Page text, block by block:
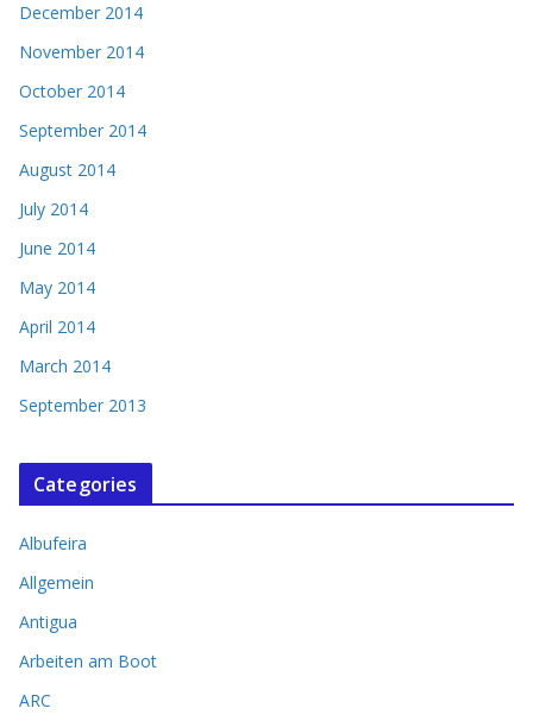
December 2014
November 2014
October 2014
September 2014
August 2014
July 2014
June 2014
May 2014
April 2014
March 2014
September 2013
Categories
Albufeira
Allgemein
Antigua
Arbeiten am Boot
ARC